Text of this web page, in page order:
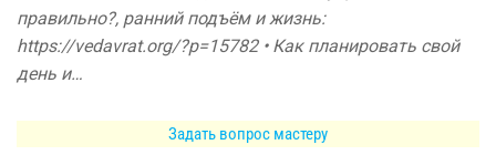
правильно?, ранний подъём и жизнь:
https://vedavrat.org/?p=15782 • Как планировать свой
день и…
Задать вопрос мастеру